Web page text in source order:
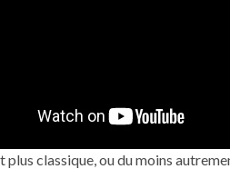
classique, ou du moins